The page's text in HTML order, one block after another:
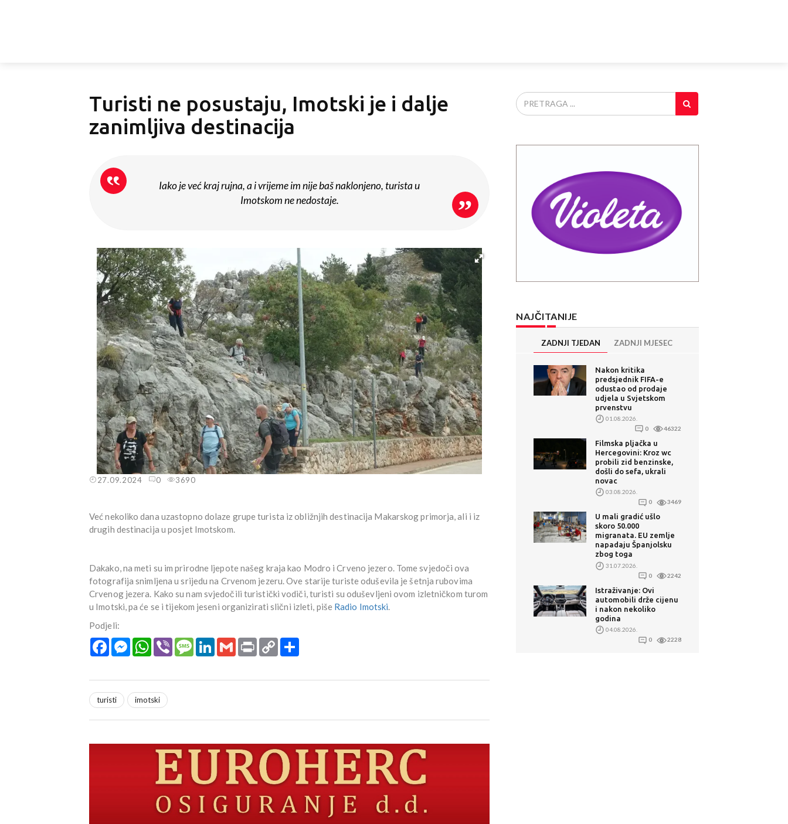
Turisti ne posustaju, Imotski je i dalje
zanimljiva destinacija
Iako je već kraj rujna, a i vrijeme im nije baš naklonjeno, turista u
Imotskom ne nedostaje.
27.09.2024 0 3690
Već nekoliko dana uzastopno dolaze grupe turista iz obližnjih destinacija Makarskog primorja, ali i iz
drugih destinacija u posjet Imotskom.
Dakako, na meti su im prirodne ljepote našeg kraja kao Modro i Crveno jezero. Tome svjedoči ova
fotografija snimljena u srijedu na Crvenom jezeru. Ove starije turiste oduševila je šetnja rubovima
Crvenog jezera. Kako su nam svjedočili turistički vodiči, turisti su oduševljeni ovom izletničkom turom
u Imotski, pa će se i tijekom jeseni organizirati slični izleti, piše Radio Imotski.
Podjeli:
FacebookMessengerWhatsApp
Viber MessageLinkedInGmail Print Copy
Link
turisti imotski
NAJČITANIJE
ZADNJI TJEDAN ZADNJI MJESEC
Nakon kritika
predsjednik FIFA-e
odustao od prodaje
udjela u Svjetskom
prvenstvu
01.08.2026.
0
46322
Filmska pljačka u
Hercegovini: Kroz wc
probili zid benzinske,
došli do sefa, ukrali
novac
03.08.2026.
0
3469
U mali gradić ušlo
skoro 50.000
migranata. EU zemlje
napadaju Španjolsku
zbog toga
31.07.2026.
0
2242
Istraživanje: Ovi
automobili drže cijenu
i nakon nekoliko
godina
04.08.2026.
0
2228